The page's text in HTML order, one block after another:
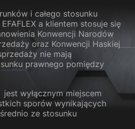
i całego stosunku
a klientem stosuje się
Konwencji Narodów
oraz Konwencji Haskiej
nie mają
prawnego pomiędzy
jest wyłącznym miejscem
sporów wynikających
ze stosunku